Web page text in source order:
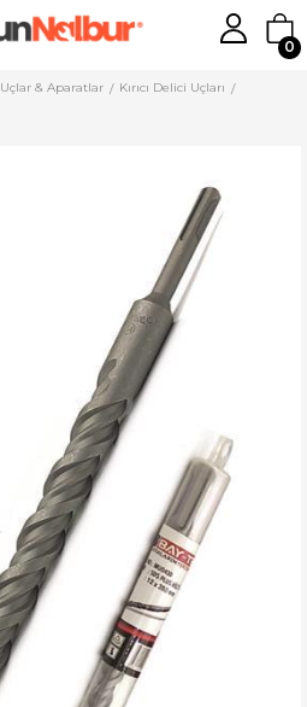
0
Uçlar & Aparatlar Kırıcı Delici Uçları